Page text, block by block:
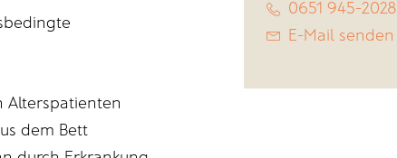
Alterspatienten
dem Bett
0651 945-2028
E-Mail senden